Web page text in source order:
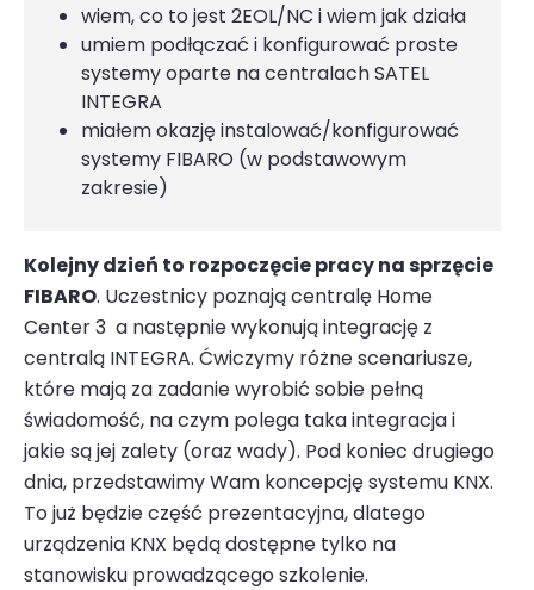
wiem, co to jest 2EOL/NC i wiem jak działa
umiem podłączać i konfigurować proste
systemy oparte na centralach SATEL
INTEGRA
miałem okazję instalować/konfigurować
systemy FIBARO (w podstawowym
zakresie)
Kolejny dzień to rozpoczęcie pracy na sprzęcie
FIBARO. Uczestnicy poznają centralę Home
Center 3 a następnie wykonują integrację z
centralą INTEGRA. Ćwiczymy różne scenariusze,
które mają za zadanie wyrobić sobie pełną
świadomość, na czym polega taka integracja i
jakie są jej zalety (oraz wady). Pod koniec drugiego
dnia, przedstawimy Wam koncepcję systemu KNX.
To już będzie część prezentacyjna, dlatego
urządzenia KNX będą dostępne tylko na
stanowisku prowadzącego szkolenie.